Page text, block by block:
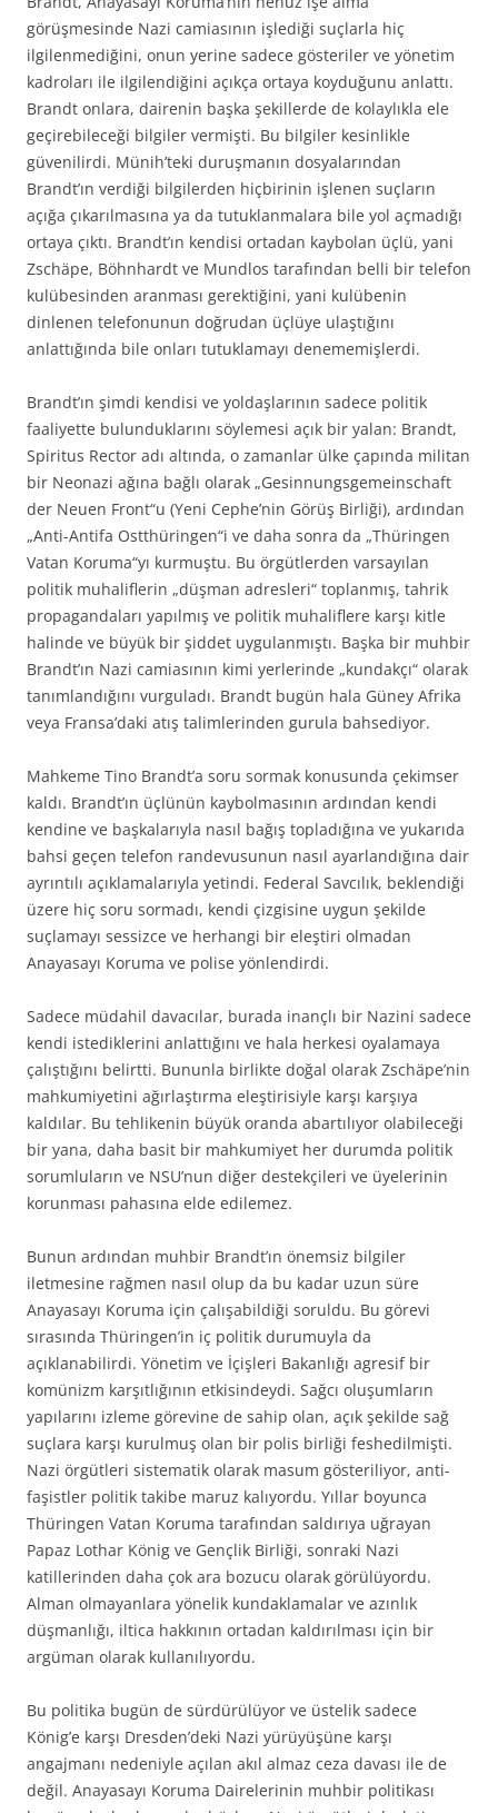
görüşmesinde Nazi camiasının işlediği suçlarla hiç
ilgilenmediğini, onun yerine sadece gösteriler ve yönetim
kadroları ile ilgilendiğini açıkça ortaya koyduğunu anlattı.
Brandt onlara, dairenin başka şekillerde de kolaylıkla ele
geçirebileceği bilgiler vermişti. Bu bilgiler kesinlikle
güvenilirdi. Münih’teki duruşmanın dosyalarından
Brandt’ın verdiği bilgilerden hiçbirinin işlenen suçların
açığa çıkarılmasına ya da tutuklanmalara bile yol açmadığı
ortaya çıktı. Brandt’ın kendisi ortadan kaybolan üçlü, yani
Zschäpe, Böhnhardt ve Mundlos tarafından belli bir telefon
kulübesinden aranması gerektiğini, yani kulübenin
dinlenen telefonunun doğrudan üçlüye ulaştığını
anlattığında bile onları tutuklamayı denememişlerdi.
Brandt’ın şimdi kendisi ve yoldaşlarının sadece politik
faaliyette bulunduklarını söylemesi açık bir yalan: Brandt,
Spiritus Rector adı altında, o zamanlar ülke çapında militan
bir Neonazi ağına bağlı olarak „Gesinnungsgemeinschaft
der Neuen Front“u (Yeni Cephe’nin Görüş Birliği), ardından
„Anti-Antifa Ostthüringen“i ve daha sonra da „Thüringen
Vatan Koruma“yı kurmuştu. Bu örgütlerden varsayılan
politik muhaliflerin „düşman adresleri“ toplanmış, tahrik
propagandaları yapılmış ve politik muhaliflere karşı kitle
halinde ve büyük bir şiddet uygulanmıştı. Başka bir muhbir
Brandt’ın Nazi camiasının kimi yerlerinde „kundakçı“ olarak
tanımlandığını vurguladı. Brandt bugün hala Güney Afrika
veya Fransa’daki atış talimlerinden gurula bahsediyor.
Mahkeme Tino Brandt’a soru sormak konusunda çekimser
kaldı. Brandt’ın üçlünün kaybolmasının ardından kendi
kendine ve başkalarıyla nasıl bağış topladığına ve yukarıda
bahsi geçen telefon randevusunun nasıl ayarlandığına dair
ayrıntılı açıklamalarıyla yetindi. Federal Savcılık, beklendiği
üzere hiç soru sormadı, kendi çizgisine uygun şekilde
suçlamayı sessizce ve herhangi bir eleştiri olmadan
Anayasayı Koruma ve polise yönlendirdi.
Sadece müdahil davacılar, burada inançlı bir Nazini sadece
kendi istediklerini anlattığını ve hala herkesi oyalamaya
çalıştığını belirtti. Bununla birlikte doğal olarak Zschäpe’nin
mahkumiyetini ağırlaştırma eleştirisiyle karşı karşıya
kaldılar. Bu tehlikenin büyük oranda abartılıyor olabileceği
bir yana, daha basit bir mahkumiyet her durumda politik
sorumluların ve NSU’nun diğer destekçileri ve üyelerinin
korunması pahasına elde edilemez.
Bunun ardından muhbir Brandt’ın önemsiz bilgiler
iletmesine rağmen nasıl olup da bu kadar uzun süre
Anayasayı Koruma için çalışabildiği soruldu. Bu görevi
sırasında Thüringen’in iç politik durumuyla da
açıklanabilirdi. Yönetim ve İçişleri Bakanlığı agresif bir
komünizm karşıtlığının etkisindeydi. Sağcı oluşumların
yapılarını izleme görevine de sahip olan, açık şekilde sağ
suçlara karşı kurulmuş olan bir polis birliği feshedilmişti.
Nazi örgütleri sistematik olarak masum gösteriliyor, anti-
faşistler politik takibe maruz kalıyordu. Yıllar boyunca
Thüringen Vatan Koruma tarafından saldırıya uğrayan
Papaz Lothar König ve Gençlik Birliği, sonraki Nazi
katillerinden daha çok ara bozucu olarak görülüyordu.
Alman olmayanlara yönelik kundaklamalar ve azınlık
düşmanlığı, iltica hakkının ortadan kaldırılması için bir
argüman olarak kullanılıyordu.
Bu politika bugün de sürdürülüyor ve üstelik sadece
König’e karşı Dresden’deki Nazi yürüyüşüne karşı
angajmanı nedeniyle açılan akıl almaz ceza davası ile de
değil. Anayasayı Koruma Dairelerinin muhbir politikası